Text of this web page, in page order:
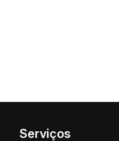
Serviços